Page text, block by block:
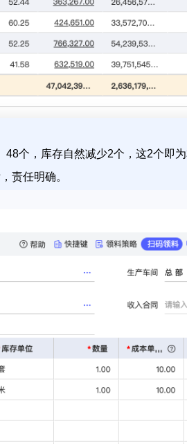
个，库存自然减少2个，这2个即为
责任明确。